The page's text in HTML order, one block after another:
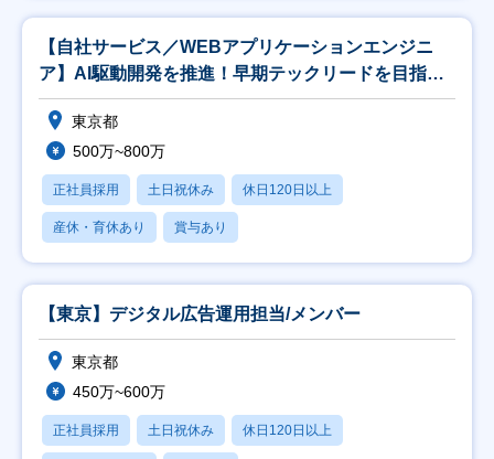
【自社サービス／WEBアプリケーションエンジニ
ア】AI駆動開発を推進！早期テックリードを目指せ
ます！
東京都
500万~800万
正社員採用 土日祝休み 休日120日以上
産休・育休あり 賞与あり
【東京】デジタル広告運用担当/メンバー
東京都
450万~600万
正社員採用 土日祝休み 休日120日以上